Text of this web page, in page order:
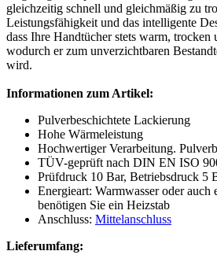
gleichzeitig schnell und gleichmäßig zu
Leistungsfähigkeit und das intelligente
dass Ihre Handtücher stets warm, trocken
wodurch er zum unverzichtbaren
wird.
Informationen zum Artikel:
Pulverbeschichtete Lackierung
Hohe Wärmeleistung
Hochwertiger Verarbeitung.
TÜV-geprüft nach DIN EN ISO
Prüfdruck 10 Bar, Betriebsdruck 5
Energieart: Warmwasser oder
benötigen Sie ein Heizstab
Anschluss: Mittelanschluss
Lieferumfang: